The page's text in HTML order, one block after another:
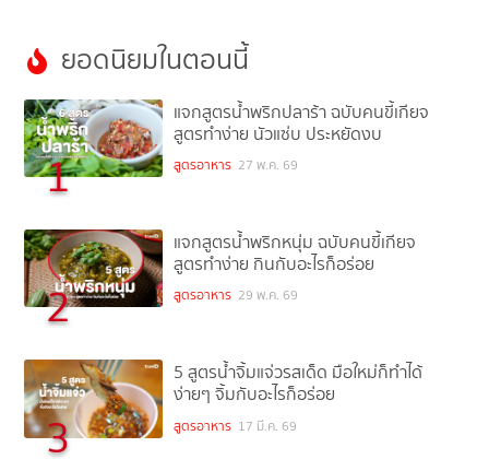
ยอดนิยมในตอนนี้
1
แจกสูตรน้ำพริกปลาร้า ฉบับคนขี้เกียจ
สูตรทำง่าย นัวแซ่บ ประหยัดงบ
สูตรอาหาร 27 พ.ค. 69
2
แจกสูตรน้ำพริกหนุ่ม ฉบับคนขี้เกียจ
สูตรทำง่าย กินกับอะไรก็อร่อย
สูตรอาหาร 29 พ.ค. 69
3
5 สูตรน้ำจิ้มแจ่วรสเด็ด มือใหม่ก็ทำได้
ง่ายๆ จิ้มกับอะไรก็อร่อย
สูตรอาหาร 17 มี.ค. 69